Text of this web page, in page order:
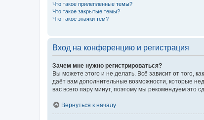
Что такое прилепленные темы?
Что такое закрытые темы?
Что такое значки тем?
Вход на конференцию и регистрация
Зачем мне нужно регистрироваться?
Вы можете этого и не делать. Всё зависит от того,
даёт вам дополнительные возможности, которые
вас всего пару минут, поэтому мы рекомендуем это
Вернуться к началу